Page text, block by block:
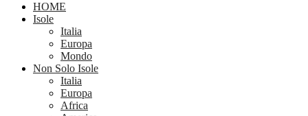
HOME
Isole
Italia
Europa
Mondo
Non Solo Isole
Italia
Europa
Africa